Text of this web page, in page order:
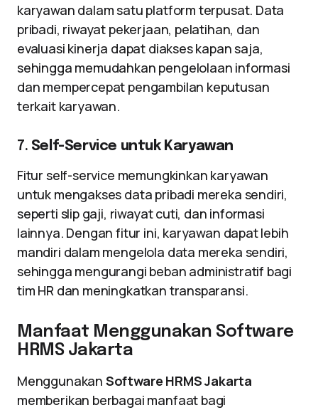
karyawan dalam satu platform terpusat. Data
pribadi, riwayat pekerjaan, pelatihan, dan
evaluasi kinerja dapat diakses kapan saja,
sehingga memudahkan pengelolaan informasi
dan mempercepat pengambilan keputusan
terkait karyawan.
7. Self-Service untuk Karyawan
Fitur self-service memungkinkan karyawan
untuk mengakses data pribadi mereka sendiri,
seperti slip gaji, riwayat cuti, dan informasi
lainnya. Dengan fitur ini, karyawan dapat lebih
mandiri dalam mengelola data mereka sendiri,
sehingga mengurangi beban administratif bagi
tim HR dan meningkatkan transparansi.
Manfaat Menggunakan Software
HRMS Jakarta
Menggunakan Software HRMS Jakarta
memberikan berbagai manfaat bagi